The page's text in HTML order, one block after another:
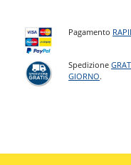
Pagamento
Spedizione
GIORNO.